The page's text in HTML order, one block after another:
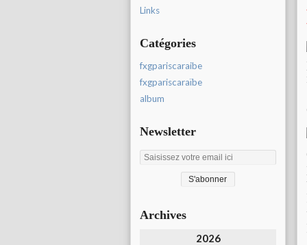
Links
Catégories
fxgpariscaraibe
fxgpariscaraïbe
album
Newsletter
Archives
2026